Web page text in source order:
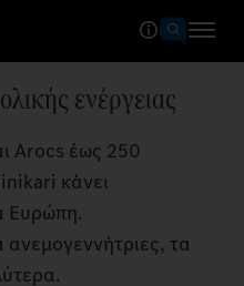
ενέργειας
Arocs έως 250
κάνει
Ευρώπη.
τα